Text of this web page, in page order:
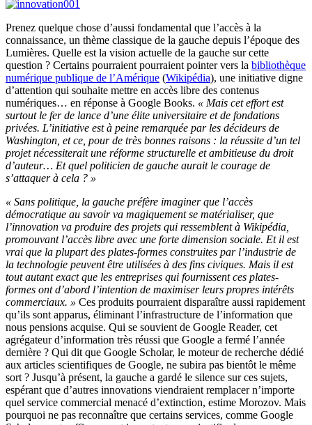
Prenez quelque chose d’aussi fondamental que l’accès à la
connaissance, un thème classique de la gauche depuis l’époque des
Lumières. Quelle est la vision actuelle de la gauche sur cette
question ? Certains pourraient pourraient pointer vers la bibliothèque
numérique publique de l’Amérique (Wikipédia), une initiative digne
d’attention qui souhaite mettre en accès libre des contenus
numériques… en réponse à Google Books. « Mais cet effort est
surtout le fer de lance d’une élite universitaire et de fondations
privées. L’initiative est à peine remarquée par les décideurs de
Washington, et ce, pour de très bonnes raisons : la réussite d’un tel
projet nécessiterait une réforme structurelle et ambitieuse du droit
d’auteur… Et quel politicien de gauche aurait le courage de
s’attaquer à cela ? »
« Sans politique, la gauche préfère imaginer que l’accès
démocratique au savoir va magiquement se matérialiser, que
l’innovation va produire des projets qui ressemblent à Wikipédia,
promouvant l’accès libre avec une forte dimension sociale. Et il est
vrai que la plupart des plates-formes construites par l’industrie de
la technologie peuvent être utilisées à des fins civiques. Mais il est
tout autant exact que les entreprises qui fournissent ces plates-
formes ont d’abord l’intention de maximiser leurs propres intérêts
commerciaux. » Ces produits pourraient disparaître aussi rapidement
qu’ils sont apparus, éliminant l’infrastructure de l’information que
nous pensions acquise. Qui se souvient de Google Reader, cet
agrégateur d’information très réussi que Google a fermé l’année
dernière ? Qui dit que Google Scholar, le moteur de recherche dédié
aux articles scientifiques de Google, ne subira pas bientôt le même
sort ? Jusqu’à présent, la gauche a gardé le silence sur ces sujets,
espérant que d’autres innovations viendraient remplacer n’importe
quel service commercial menacé d’extinction, estime Morozov. Mais
pourquoi ne pas reconnaître que certains services, comme Google